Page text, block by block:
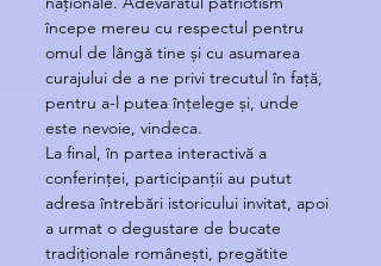
începe mereu cu respectul pentru
omul de lângă tine și cu asumarea
curajului de a ne privi trecutul în față,
pentru a-l putea înțelege și, unde
este nevoie, vindeca.
La final, în partea interactivă a
conferinței, participanții au putut
adresa întrebări istoricului invitat, apoi
a urmat o degustare de bucate
tradiționale românești, pregătite